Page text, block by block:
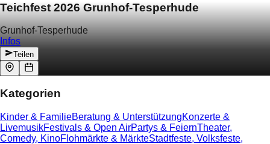
Teichfest 2026 Grunhof-Tesperhude
Grunhof-Tesperhude
Infos
Teilen
Kategorien
Kinder & FamilieBeratung & UnterstützungKonzerte &
LivemusikFestivals & Open AirPartys & FeiernTheater,
Comedy, KinoFlohmärkte & MärkteStadtfeste, Volksfeste,